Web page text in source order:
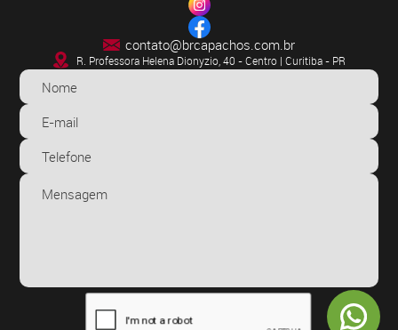
contato@brcapachos.com.br
R. Professora Helena Dionyzio, 40 - Centro | Curitiba - PR